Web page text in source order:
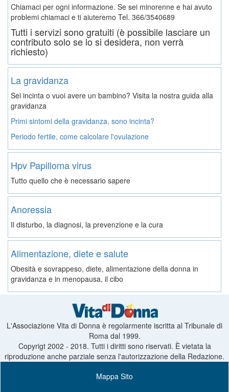
Chiamaci per ogni informazione. Se sei minorenne e hai avuto
problemi chiamaci e ti aiuteremo Tel. 366/3540689
Tutti i servizi sono gratuiti (è possibile lasciare un
contributo solo se lo si desidera, non verrà
richiesto)
La gravidanza
Sei incinta o vuoi avere un bambino? Visita la nostra guida alla
gravidanza
Primi sintomi della gravidanza, sono incinta?
Periodo fertile, come calcolare l'ovulazione
Hpv Papilloma virus
Tutto quello che è necessario sapere
Anoressia
Il disturbo, la diagnosi, la prevenzione e la cura
Alimentazione, diete e salute
Obesità e sovrappeso, diete, alimentazione della donna in
gravidanza e in menopausa, il cibo
L'Associazione Vita di Donna è regolarmente iscritta al Tribunale di
Roma dal 1999.
Copyrigt 2002 - 2018. Tutti i diritti sono riservati. È vietata la
riproduzione anche parziale senza l'autorizzazione della Redazione.
Mappa Sito